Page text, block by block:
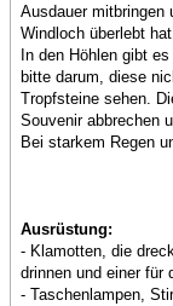
Ausdauer mitbringen
Windloch überlebt
In den Höhlen gibt
bitte darum, diese
Tropfsteine sehen.
Souvenir abbrechen
Bei starkem Regen
Ausrüstung:
- Klamotten, die
drinnen und einer für
- Taschenlampen,